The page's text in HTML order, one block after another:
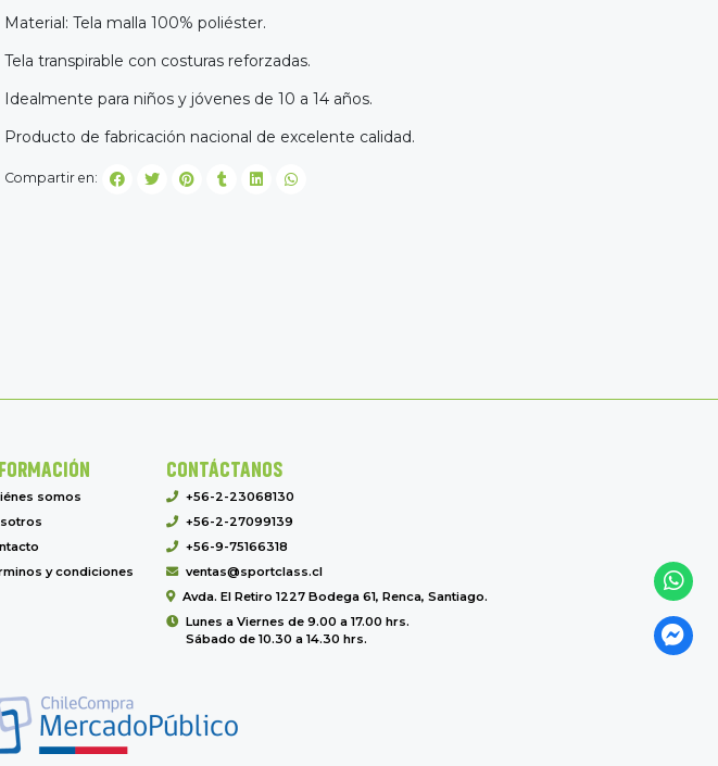
Material: Tela malla 100% poliéster.
Tela transpirable con costuras reforzadas.
Idealmente para niños y jóvenes de 10 a 14 años.
Producto de fabricación nacional de excelente calidad.
Compartir en:
somos
y condiciones
CONTÁCTANOS
+56-2-23068130
+56-2-27099139
+56-9-75166318
ventas@sportclass.cl
Avda. El Retiro 1227 Bodega 61, Renca, Santiago.
Lunes a Viernes de 9.00 a 17.00 hrs.
Sábado de 10.30 a 14.30 hrs.